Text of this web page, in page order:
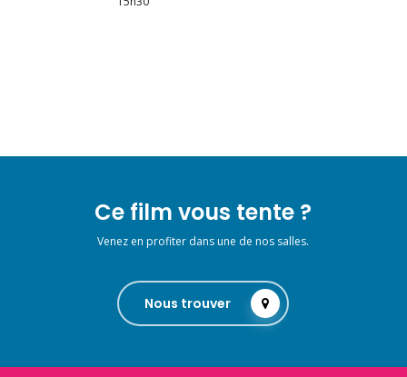
Ce film vous tente ?
Venez en profiter dans une de nos salles.
Nous trouver